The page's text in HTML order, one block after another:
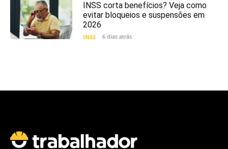
INSS corta benefícios? Veja como
evitar bloqueios e suspensões em
2026
INSS 6 dias atrás